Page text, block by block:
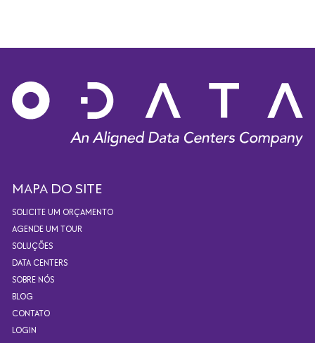
MAPA DO SITE
SOLICITE UM ORÇAMENTO
AGENDE UM TOUR
SOLUÇÕES
DATA CENTERS
SOBRE NÓS
BLOG
CONTATO
LOGIN